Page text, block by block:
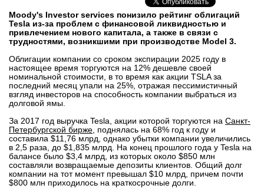
Мероприятия
Интервью
вконтакте
телеграм
Стать автором
Вход
Moody's Investor services понизило рейтинг облигаций
Tesla из-за проблем с финансовой ликвидностью и
привлечением нового капитала, а также в связи с
трудностями, возникшими при производстве Model 3.
Облигации компании со сроком экспирации 2025 году в
настоящее время торгуются на 12% дешевле своей
номинальной стоимости, в то время как акции TSLA за
последний месяц упали на 25%, отражая пессимистичный
взгляд инвесторов на способность компании выбраться из
долговой ямы.
За 2017 год выручка Tesla, акции которой торгуются на Санкт-
Петербургской бирже , поднялась на 68% год к году и
составила $11,76 млрд, однако убытки компании увеличились
в 2,5 раза, до $1,835 млрд. На конец прошлого года у Tesla на
балансе было $3,4 млрд, из которых около $850 млн
составляли возвращаемые депозиты клиентов. Общий долг
компании на тот момент превышал $10 млрд, причем почти
$800 млн приходилось на краткосрочные долги.